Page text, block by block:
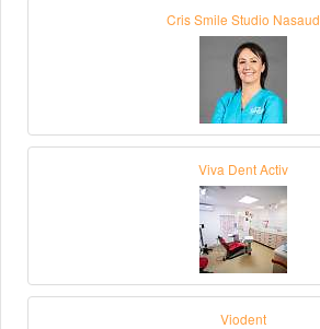
Cris Smile Studio Nasaud
Viva Dent Activ
Viodent